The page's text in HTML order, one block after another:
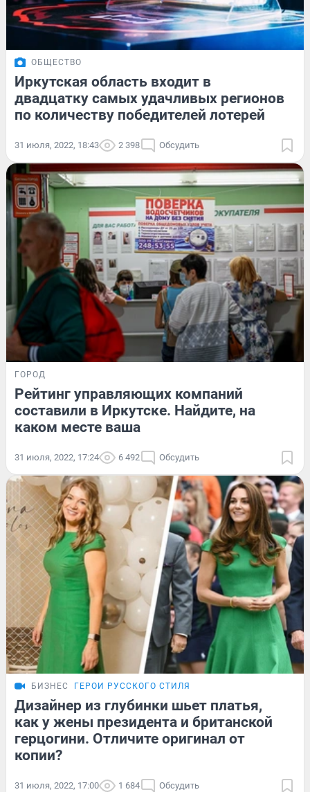
ОБЩЕСТВО
Иркутская область входит в
двадцатку самых удачливых регионов
по количеству победителей лотерей
31 июля, 2022, 18:43 2 398 Обсудить
ГОРОД
Рейтинг управляющих компаний
составили в Иркутске. Найдите, на
каком месте ваша
31 июля, 2022, 17:24 6 492 Обсудить
БИЗНЕС ГЕРОИ РУССКОГО СТИЛЯ
Дизайнер из глубинки шьет платья,
как у жены президента и британской
герцогини. Отличите оригинал от
копии?
31 июля, 2022, 17:00 1 684 Обсудить